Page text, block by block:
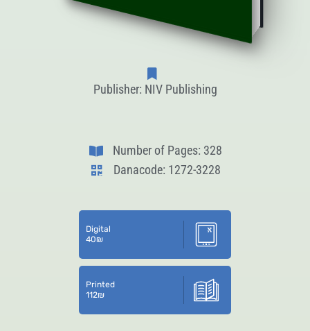
Publisher: NIV Publishing
Number of Pages: 328
Danacode: 1272-3228
Digital
40₪
Printed
112₪